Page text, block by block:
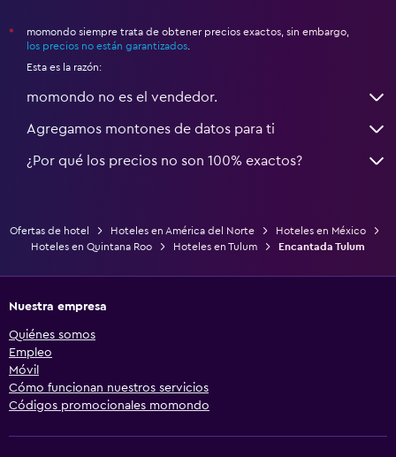
*
momondo siempre trata de obtener precios exactos, sin embargo,
los precios no están garantizados
Esta es la razón:
momondo no es el vendedor.
Agregamos montones de datos para ti
¿Por qué los precios no son 100% exactos?
Ofertas de hotel Hoteles en América del Norte
Hoteles en México
Hoteles en Quintana Roo
Hoteles en Tulum Encantada Tulum
Nuestra empresa
Quiénes somos
Empleo
Móvil
Cómo funcionan nuestros servicios
Códigos promocionales momondo